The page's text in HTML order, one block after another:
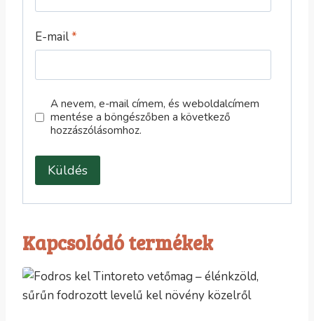
E-mail*
A nevem, e-mail címem, és weboldalcímem
mentése a böngészőben a következő
hozzászólásomhoz.
Kapcsolódó termékek